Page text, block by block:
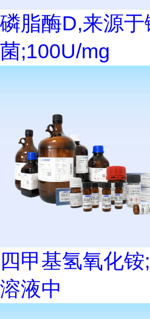
磷脂酶D,来源于
菌;100U/mg
四甲基氢氧化
溶液中